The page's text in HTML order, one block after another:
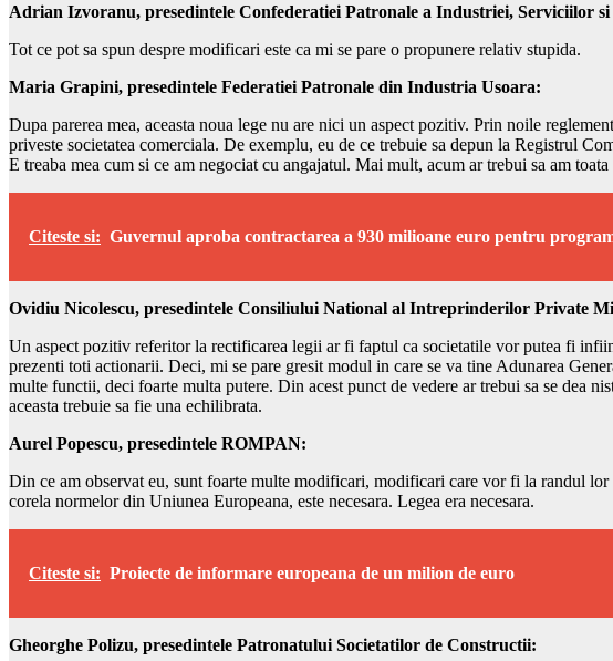
Adrian Izvoranu, presedintele Confederatiei Patronale a Industriei, Serviciilor
Tot ce pot sa spun despre modificari este ca mi se pare o propunere relativ stupida.
Maria Grapini, presedintele Federatiei Patronale din Industria Usoara:
Dupa parerea mea, aceasta noua lege nu are nici un aspect pozitiv. Prin noile
priveste societatea comerciala. De exemplu, eu de ce trebuie sa depun la Registrul
E treaba mea cum si ce am negociat cu angajatul. Mai mult, acum ar trebui sa am
Citeste si: Guvernul aproba contractarea a 930 milioane euro pentru
Ovidiu Nicolescu, presedintele Consiliului National al Intreprinderilor Private
Un aspect pozitiv referitor la rectificarea legii ar fi faptul ca societatile vor putea fi
prezenti toti actionarii. Deci, mi se pare gresit modul in care se va tine Adunarea
multe functii, deci foarte multa putere. Din acest punct de vedere ar trebui sa se dea
aceasta trebuie sa fie una echilibrata.
Aurel Popescu, presedintele ROMPAN:
Din ce am observat eu, sunt foarte multe modificari, modificari care vor fi la randul
corela normelor din Uniunea Europeana, este necesara. Legea era necesara.
Citeste si: Proiecte de informare europeana de un milion de euro
Gheorghe Polizu, presedintele Patronatului Societatilor de Constructii: